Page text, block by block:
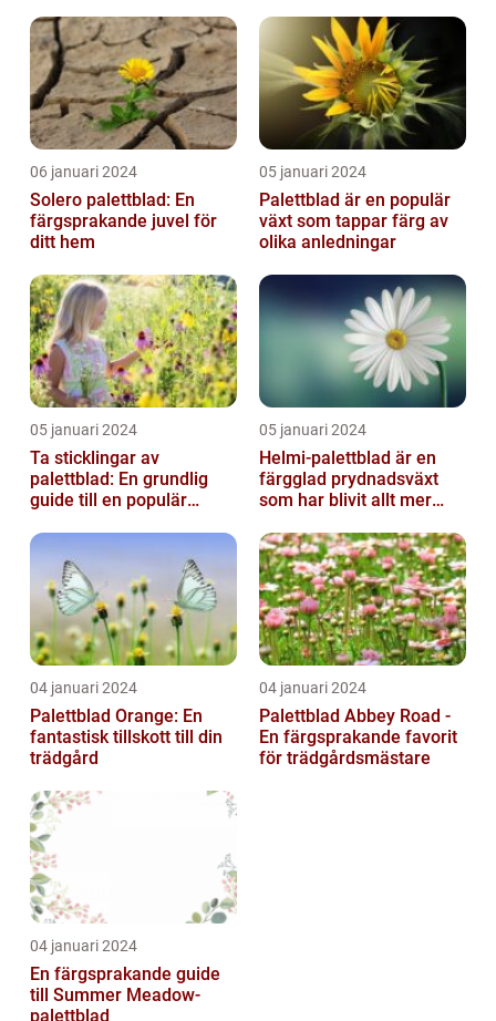
06 januari 2024
Solero palettblad: En
färgsprakande juvel för
ditt hem
05 januari 2024
Palettblad är en populär
växt som tappar färg av
olika anledningar
05 januari 2024
Ta sticklingar av
palettblad: En grundlig
guide till en populär
05 januari 2024
Helmi-palettblad är en
färgglad prydnadsväxt
som har blivit allt mer
trädgårdsentusias...
04 januari 2024
Palettblad Orange: En
fantastisk tillskott till din
trädgård
04 januari 2024
Palettblad Abbey Road -
En färgsprakande favorit
för trädgårdsmästare
04 januari 2024
En färgsprakande guide
till Summer Meadow-
palettblad